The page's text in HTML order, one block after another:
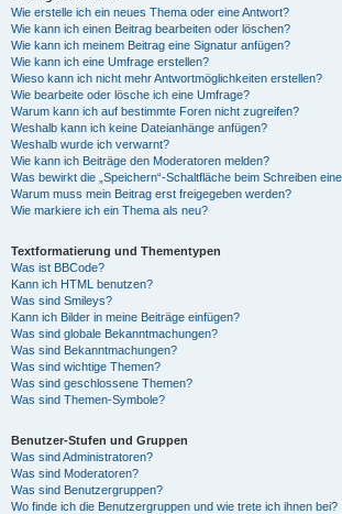
Wie erstelle ich ein neues Thema oder eine Antwort?
Wie kann ich einen Beitrag bearbeiten oder löschen?
Wie kann ich meinem Beitrag eine Signatur anfügen?
Wie kann ich eine Umfrage erstellen?
Wieso kann ich nicht mehr Antwortmöglichkeiten erstellen?
Wie bearbeite oder lösche ich eine Umfrage?
Warum kann ich auf bestimmte Foren nicht zugreifen?
Weshalb kann ich keine Dateianhänge anfügen?
Weshalb wurde ich verwarnt?
Wie kann ich Beiträge den Moderatoren melden?
Was bewirkt die „Speichern“-Schaltfläche beim Schreiben
Warum muss mein Beitrag erst freigegeben werden?
Wie markiere ich ein Thema als neu?
Textformatierung und Thementypen
Was ist BBCode?
Kann ich HTML benutzen?
Was sind Smileys?
Kann ich Bilder in meine Beiträge einfügen?
Was sind globale Bekanntmachungen?
Was sind Bekanntmachungen?
Was sind wichtige Themen?
Was sind geschlossene Themen?
Was sind Themen-Symbole?
Benutzer-Stufen und Gruppen
Was sind Administratoren?
Was sind Moderatoren?
Was sind Benutzergruppen?
Wo finde ich die Benutzergruppen und wie trete ich ihnen bei?